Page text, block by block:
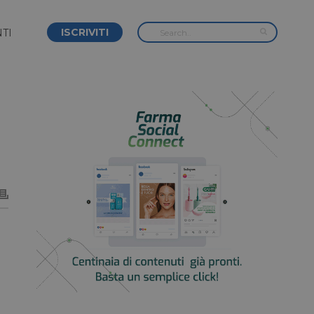
ISCRIVITI